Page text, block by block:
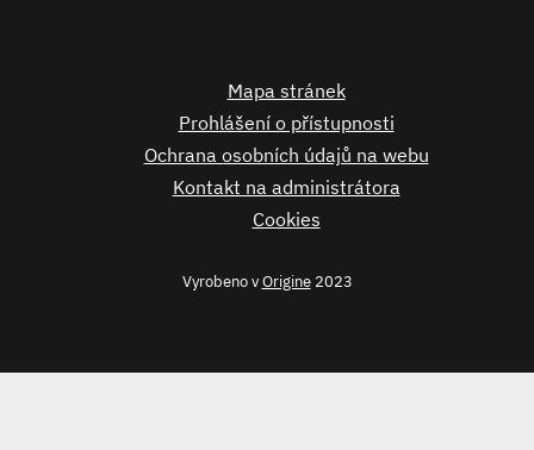
Mapa stránek
Prohlášení o přístupnosti
Ochrana osobních údajů na webu
Kontakt na administrátora
Cookies
Vyrobeno vOrigine2023